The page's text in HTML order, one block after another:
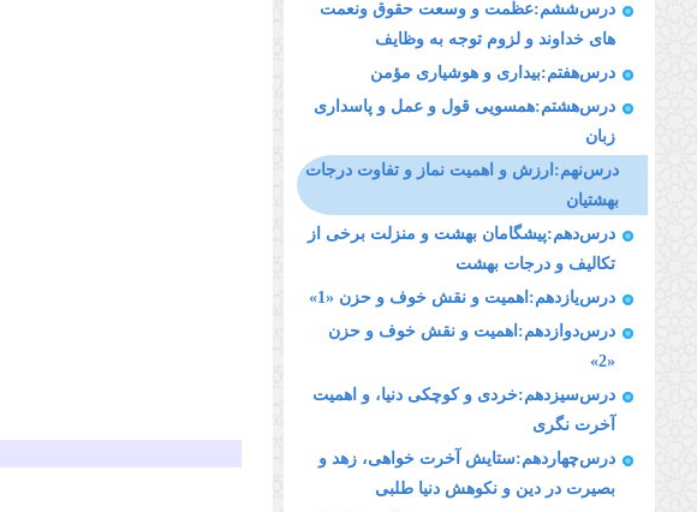
درس‌ششم:عظمت و وسعت حقوق ونعمت
هاى خداوند و لزوم توجه به وظایف
درس‌هفتم:بیدارى و هوشیارى مؤمن
درس‌هشتم:همسویى قول و عمل و پاسدارى
زبان
درس‌نهم:ارزش و اهمیت نماز و تفاوت درجات
بهشتیان
درس‌دهم:پیشگامان بهشت و منزلت برخى از
تكالیف و درجات بهشت
درس‌یازدهم:اهمیت و نقش خوف و حزن «1»
درس‌دوازدهم:اهمیت و نقش خوف و حزن
«2»
درس‌سیزدهم:خردى و كوچكى دنیا، و اهمیت
آخرت نگرى
درس‌چهاردهم:ستایش آخرت خواهى، زهد و
بصیرت در دین و نكوهش دنیا طلبى